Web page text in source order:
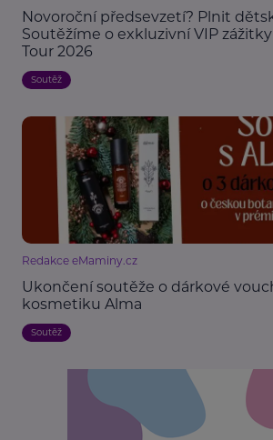
Novoroční předsevzetí? Plnit
Soutěžíme o exkluzivní VIP
Tour 2026
Soutěž
Redakce eMaminy.cz
Ukončení soutěže o dárkové
kosmetiku Alma
Soutěž